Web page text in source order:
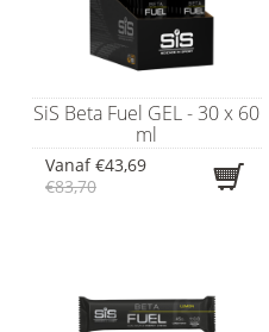
SiS Beta Fuel GEL - 30 x 60
ml
Vanaf€43,69
€83,70